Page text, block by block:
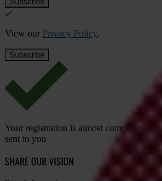
View our Privacy Policy.
Your registration is almost complete.
sent to you
SHARE OUR VISION